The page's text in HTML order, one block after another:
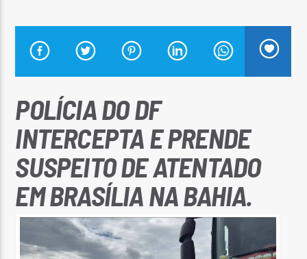
POLÍCIA DO DF
INTERCEPTA E PRENDE
SUSPEITO DE ATENTADO
EM BRASÍLIA NA BAHIA.